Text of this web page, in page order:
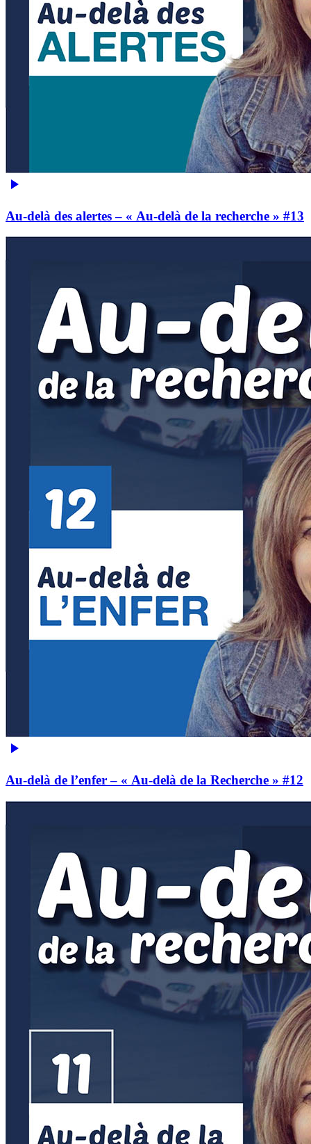
Au-delà des alertes – « Au-delà de la recherche » #13
Au-delà de l’enfer – « Au-delà de la Recherche » #12